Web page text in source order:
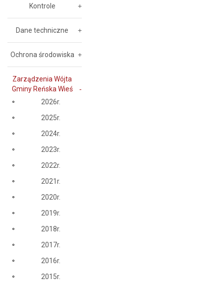
Kontrole
Dane techniczne
Ochrona środowiska
Zarządzenia Wójta
Gminy Reńska Wieś
2026r.
2025r.
2024r.
2023r.
2022r.
2021r.
2020r.
2019r.
2018r.
2017r.
2016r.
2015r.